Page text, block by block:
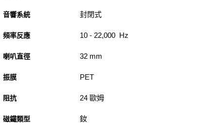
音響系統 封閉式
頻率反應 10 - 22,000 Hz
喇叭直徑 32 mm
振膜 PET
阻抗 24 歐姆
磁鐵類型 釹